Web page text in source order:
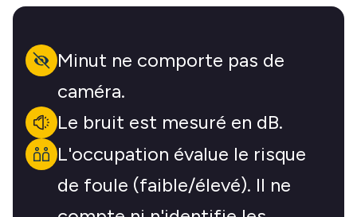
Minut ne comporte pas de
caméra.
Le bruit est mesuré en dB.
L'occupation évalue le risque
de foule (faible/élevé). Il ne